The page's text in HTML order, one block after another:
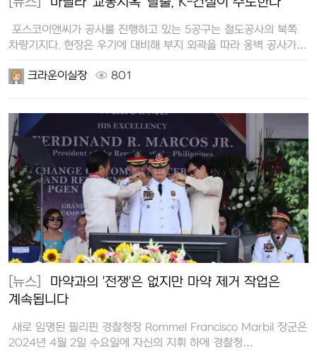
포스코이앤씨가 공사를 진행하고 있는 5공구는 철도공사의 북쪽
차량기지다. 현장은 우기에 대비해 부지 외곽을 따라 옹벽 공사가
크라운이실장
801
[뉴스]
계속됩니다
새로 임명된 필리핀 경찰청장 Rommel Francisco Marbil 장군은
2024년 4월 2일 수요일에 자신의 지휘 하에 경찰청…